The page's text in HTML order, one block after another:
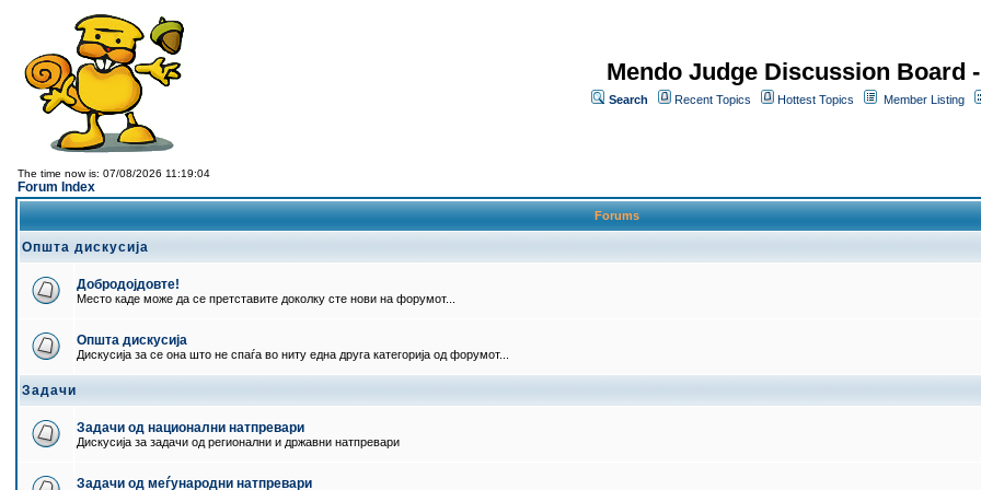
Mendo Judge Discussion Board
Search Recent Topics Hottest Topics Member Listing
The time now is: 07/08/2026 11:19:04
Forum Index
Forums
Општа дискусија
Добродојдовте!
Место каде може да се претставите доколку сте нови на форумот...
Општа дискусија
Дискусија за се она што не спаѓа во ниту една друга категорија од форумот...
Задачи
Задачи од национални натпревари
Дискусија за задачи од регионални и државни натпревари
Задачи од меѓународни натпревари